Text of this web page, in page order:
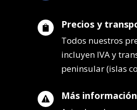
 Precios y
Todos nuestros
incluyen IVA y
peninsular (islas
 Más información